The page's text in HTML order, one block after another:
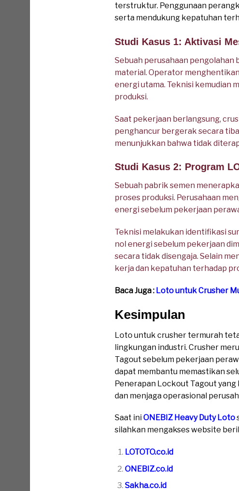
terstruktur. Penggunaan
serta mendukung kepatuhan
Studi Kasus 1: Aktivasi
Sebuah perusahaan pengolahan
material. Operator
energi utama. Teknisi kemudian
produksi.
Saat pekerjaan berlangsung,
penghancur bergerak secara
menunjukkan bahwa tidak
Studi Kasus 2: Program
Sebuah pabrik semen
proses produksi. Perusahaan
energi sebelum pekerjaan
Teknisi melakukan identifikasi
nol energi sebelum pekerjaan
secara tidak disengaja. Selain
kerja dan kepatuhan terhadap
Baca Juga : Loto untuk Crusher
Kesimpulan
Loto untuk crusher termurah
lingkungan industri. Crusher
Tagout sebelum pekerjaan
dapat membantu memastikan
Penerapan Lockout Tagout
dan menjaga operasional
Saat iniONEBIZ Heavy Duty Loto
silahkan mengakses website
LOTOTO.co.id
ONEBIZ.co.id
Sakha.co.id